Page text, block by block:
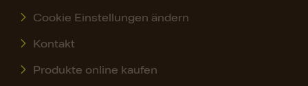
Cookie Einstellungen ändern
Kontakt
Produkte online kaufen